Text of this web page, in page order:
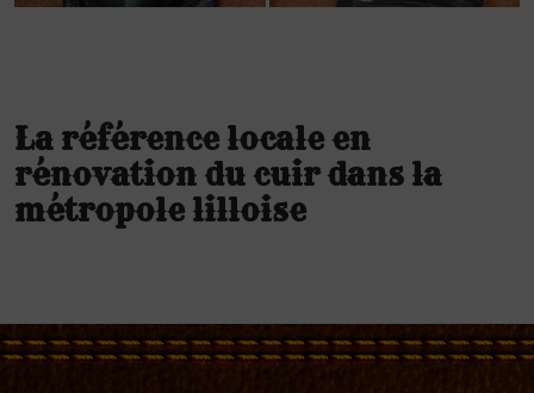
La référence locale en
rénovation du cuir dans la
métropole lilloise